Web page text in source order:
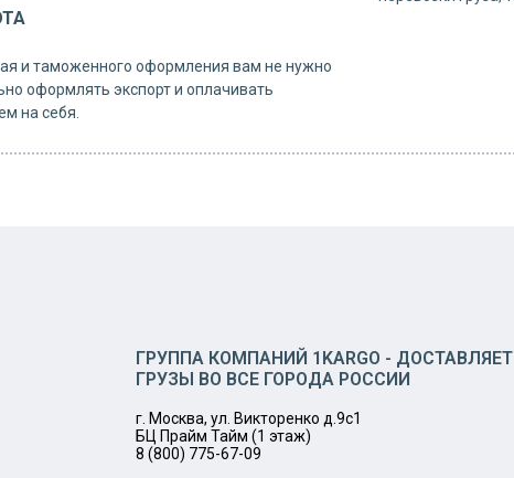
и таможенного оформления вам не нужно
оформлять экспорт и оплачивать
на себя.
ГРУППА КОМПАНИЙ 1KARGO - ДОСТАВЛЯЕТ
ГРУЗЫ ВО ВСЕ ГОРОДА РОССИИ
г. Москва, ул. Викторенко д.9с1
БЦ Прайм Тайм (1 этаж)
8 (800) 775-67-09